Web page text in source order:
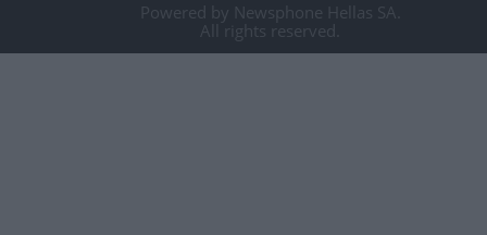
Powered by Newsphone Hellas SA.
All rights reserved.